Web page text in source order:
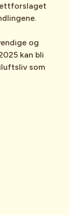
og
kan bli
som